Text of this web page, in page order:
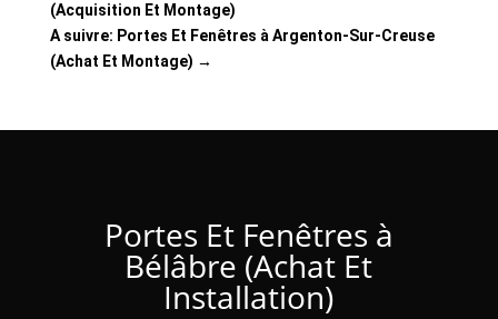
(Acquisition Et Montage)
A suivre: Portes Et Fenêtres à Argenton-Sur-Creuse
(Achat Et Montage) →
Portes Et Fenêtres à
Bélâbre (Achat Et
Installation)